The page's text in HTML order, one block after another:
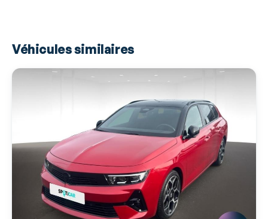
Antipatinage
Appel d'Urgence Localisé
Appui-tête conducteur réglable hauteur
Appui-tête passager réglable en hauteur
Arrêt et redémarrage auto. du moteur
Assistance de maintien de trajectoire
Banquette 60/40
Banquette AR rabattable
Véhicules similaires